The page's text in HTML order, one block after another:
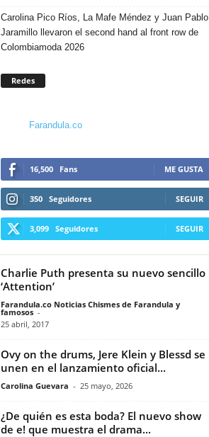
Carolina Pico Ríos, La Mafe Méndez y Juan Pablo
Jaramillo llevaron el second hand al front row de
Colombiamoda 2026
Redes
Farandula.co
16,500 Fans ME GUSTA
350 Seguidores SEGUIR
3,099 Seguidores SEGUIR
Charlie Puth presenta su nuevo sencillo
‘Attention’
Farandula.co Noticias Chismes de Farandula y
famosos -
25 abril, 2017
Ovy on the drums, Jere Klein y Blessd se
unen en el lanzamiento oficial...
Carolina Guevara - 25 mayo, 2026
¿De quién es esta boda? El nuevo show
de e! que muestra el drama...